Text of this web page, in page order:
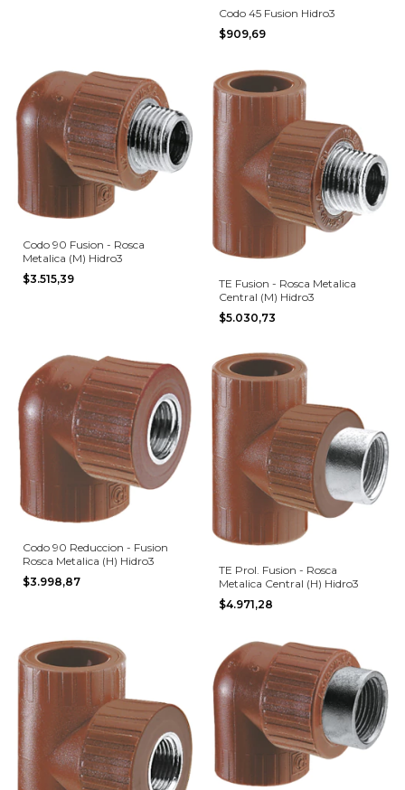
Codo 45 Fusion Hidro3
$909,69
Codo 90 Fusion - Rosca
Metalica (M) Hidro3
$3.515,39
TE Fusion - Rosca Metalica
Central (M) Hidro3
$5.030,73
Codo 90 Reduccion - Fusion
Rosca Metalica (H) Hidro3
$3.998,87
TE Prol. Fusion - Rosca
Metalica Central (H) Hidro3
$4.971,28